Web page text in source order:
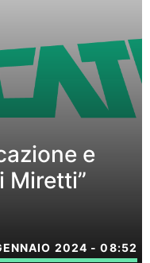
e
Miretti”
2024 - 08:52